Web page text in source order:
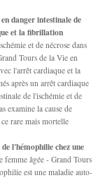
danger intestinale de
et la fibrillation
et de nécrose dans
Tours de la Vie en
l'arrêt cardiaque et la
après un arrêt cardiaque
de l'ischémie et de
examine la cause de
rare mais mortelle
l'hémophilie chez une
âgée - Grand Tours
est une maladie auto-